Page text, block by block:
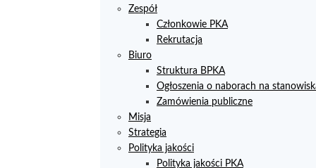
Zespół
Członkowie PKA
Rekrutacja
Biuro
Struktura BPKA
Ogłoszenia o naborach na
Zamówienia publiczne
Misja
Strategia
Polityka jakości
Polityka jakości PKA